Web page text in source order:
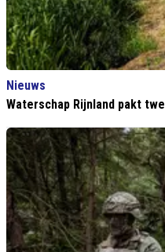
Nieuws
Waterschap Rijnland pakt